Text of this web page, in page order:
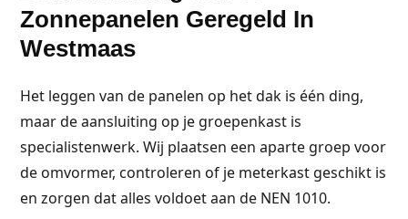
Zonnepanelen Geregeld In
Westmaas
Het leggen van de panelen op het dak is één ding,
maar de aansluiting op je groepenkast is
specialistenwerk. Wij plaatsen een aparte groep voor
de omvormer, controleren of je meterkast geschikt is
en zorgen dat alles voldoet aan de NEN 1010.